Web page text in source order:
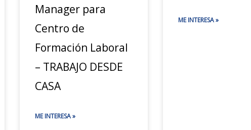
Manager para
Centro de
Formación Laboral
– TRABAJO DESDE
CASA
ME INTERESA »
ME INTERESA »